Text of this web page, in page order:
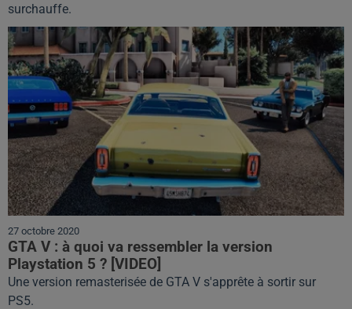
surchauffe.
27 octobre 2020
GTA V : à quoi va ressembler la version
Playstation 5 ? [VIDEO]
Une version remasterisée de GTA V s'apprête à sortir sur
PS5.